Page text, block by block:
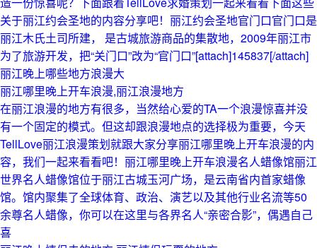
关于丽江约会圣地的内容分享吧！丽江约会圣地官门口官门口是
丽江木氏土司所建， 是古城旅游商品的集散地，2009年丽江市
为了旅游开发，把“关门口”改为“官门口”[attach]145837[/attach]
丽江晚上哪些地方浪漫大
丽江哪里晚上开车浪漫,丽江浪漫地方
在丽江浪漫的地方有很多，当然给心爱的TA一个浪漫惊喜并没
有一个固定的模式。但这却跟浪漫地点的选择极为重要，今天
TellLove丽江浪漫策划就跟大家分享丽江哪里晚上开车浪漫的内
容，我们一起来看看吧！丽江哪里晚上开车浪漫名人蜡像馆丽江
世界名人蜡像馆位于丽江古城玉河广场，是云南省内首家蜡像
馆。馆内聚集了全球体育、政治、演艺以及其他行业名流等50
余尊名人蜡像，你可以在这里与各界名人“亲密合影”，偶遇自己
喜